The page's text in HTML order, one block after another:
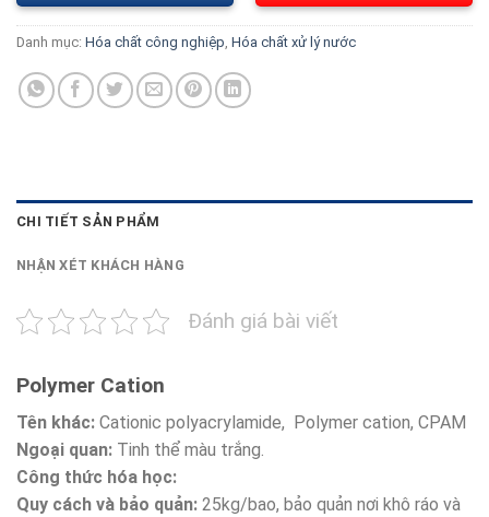
Danh mục: Hóa chất công nghiệp Hóa chất xử lý nước
CHI TIẾT SẢN PHẨM
NHẬN XÉT KHÁCH HÀNG
Đánh giá bài viết
Polymer Cation
Tên khác: Cationic polyacrylamide, Polymer cation, CPAM
Ngoại quan: Tinh thể màu trắng.
Công thức hóa học:
Quy cách và bảo quản: 25kg/bao, bảo quản nơi khô ráo và